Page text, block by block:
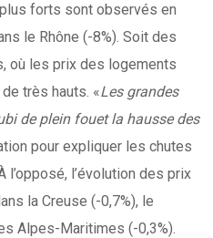
forts sont observés en
le Rhône (-8%). Soit des
où les prix des logements
très hauts. «Les grandes
de plein fouet la hausse des
pour expliquer les chutes
l’évolution des prix
la Creuse (-0,7%), le
Alpes-Maritimes (-0,3%).